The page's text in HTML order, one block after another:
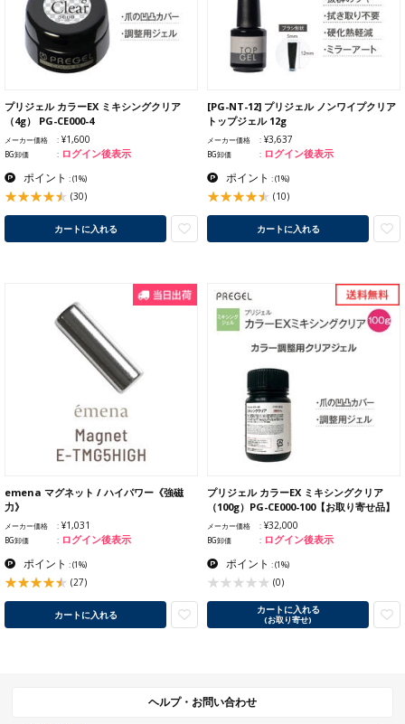
プリジェル カラーEX ミキシングクリア
（4g） PG-CE000-4
メーカー価格 ¥1,600
BG卸価 ログイン後表示
ポイント :(1%)
(30)
カートに入れる
[PG-NT-12] プリジェル ノンワイプクリア
トップジェル 12g
メーカー価格 ¥3,637
BG卸価 ログイン後表示
ポイント :(1%)
(10)
カートに入れる
emena マグネット / ハイパワー《強磁
力》
メーカー価格 ¥1,031
BG卸価 ログイン後表示
ポイント :(1%)
(27)
カートに入れる
プリジェル カラーEX ミキシングクリア
（100g）PG-CE000-100【お取り寄せ品】
メーカー価格 ¥32,000
BG卸価 ログイン後表示
ポイント :(1%)
(0)
カートに入れる
(お取り寄せ)
ヘルプ・お問い合わせ